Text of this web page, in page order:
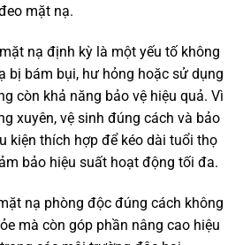
mặt nạ.
nạ định kỳ là một yếu tố không
bị bám bụi, hư hỏng hoặc sử dụng
còn khả năng bảo vệ hiệu quả. Vì
xuyên, vệ sinh đúng cách và bảo
kiện thích hợp để kéo dài tuổi thọ
bảo hiệu suất hoạt động tối đa.
nạ phòng độc đúng cách không
mà còn góp phần nâng cao hiệu